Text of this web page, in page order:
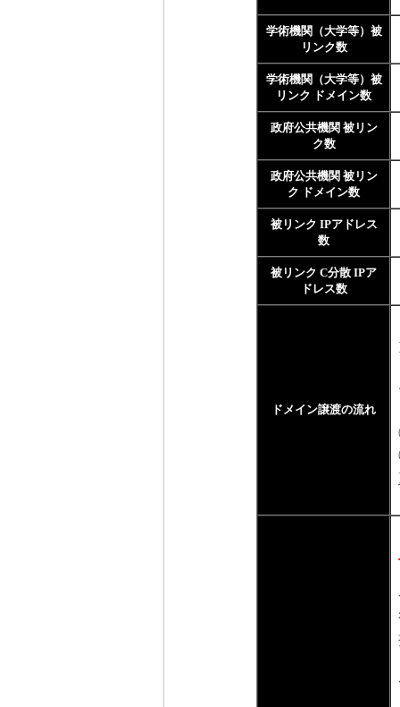
学術機関（大学等）被
リンク数
学術機関（大学等）被
リンク ドメイン数
政府公共機関 被リン
ク数
政府公共機関 被リン
ク ドメイン数
被リンク IPアドレス
数
被リンク C分散 IPア
ドレス数
ドメイン譲渡の流れ